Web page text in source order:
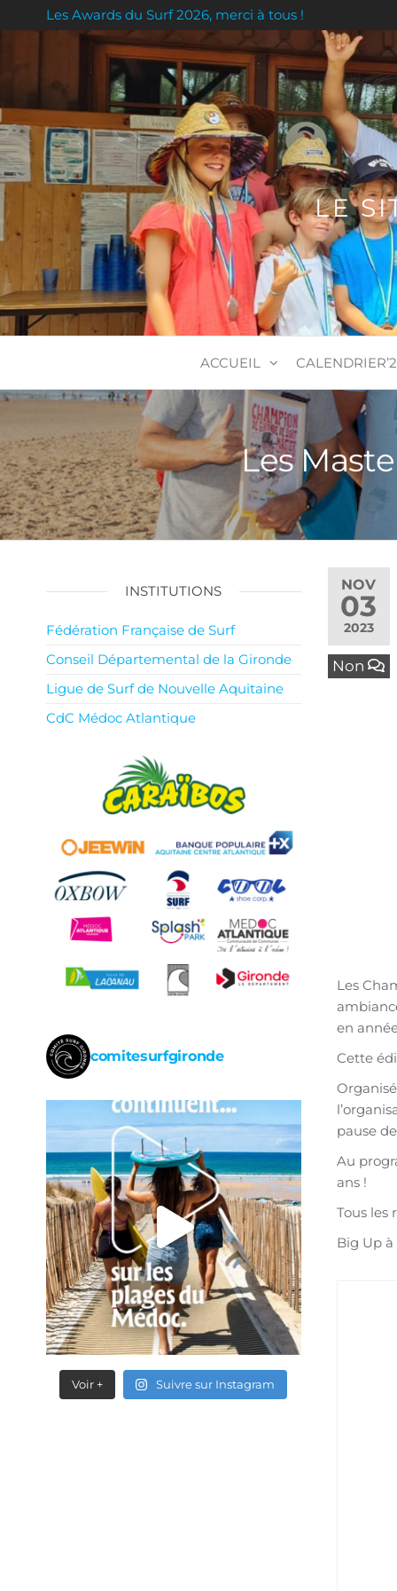
Les Awards du Surf 2026, merci à tous !
LE
ACCUEIL
Les
NOV
03
2023
Non
Les
en
Cette
pause
Au
ans !
Tous les
Big Up
INSTITUTIONS
Fédération Française de Surf
Conseil Départemental de la Gironde
Ligue de Surf de Nouvelle Aquitaine
CdC Médoc Atlantique
comitesurfgironde
Voir + Suivre sur Instagram